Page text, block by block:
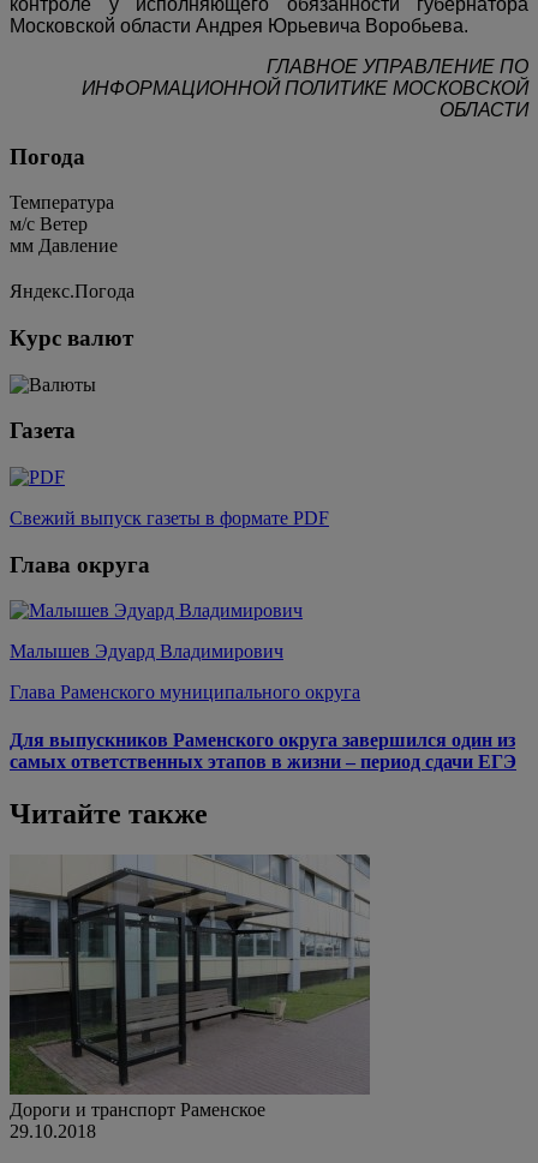
Московской области Андрея Юрьевича Воробьева.
ГЛАВНОЕ УПРАВЛЕНИЕ ПО
ИНФОРМАЦИОННОЙ ПОЛИТИКЕ МОСКОВСКОЙ
ОБЛАСТИ
Погода
Температура
м/c Ветер
мм Давление
Яндекс.Погода
Курс валют
Газета
Свежий выпуск газеты в формате PDF
Глава округа
Малышев Эдуард Владимирович
Глава Раменского муниципального округа
Для выпускников Раменского округа завершился один из
самых ответственных этапов в жизни – период сдачи ЕГЭ
Читайте также
Дороги и транспорт Раменское
29.10.2018